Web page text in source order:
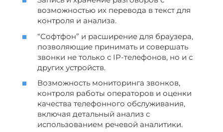
возможностью их перевода в текст для
контроля и анализа.
“Софтфон” и расширение для браузера,
позволяющие принимать и совершать
звонки не только с IP-телефонов, но и с
других устройств.
Возможность мониторинга звонков,
контроля работы операторов и оценки
качества телефонного обслуживания,
включая детальный анализ с
использованием речевой аналитики.